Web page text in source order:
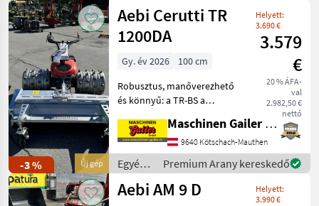
mezőgazdasági
erőgépek
/ Aebi
-3 % Új gép
Aebi Cerutti TR
1200DA
Helyett:
3.690 €
3.579
€
20 % ÁFA-
val
2.982,50 €
nettó
Gy. év 2026
100 cm
Robusztus, manőverezhető
és könnyű: a TR-BS a
amely minden európai és
egyéb márkájú motoros
géphez alkalmas. Egy
teljesen új, forgatható rö
Maschinen Gailer GmbH
9640 Kötschach-Mauthen
Egyéb
mezőgazdasági
erőgépek
Premium Arany kereskedő
Aebi AM 9 D
Helyett:
3.990 €